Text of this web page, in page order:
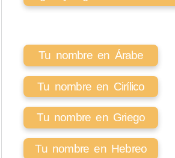
Tu nombre en Árabe
Tu nombre en Cirílico
Tu nombre en Griego
Tu nombre en Hebreo